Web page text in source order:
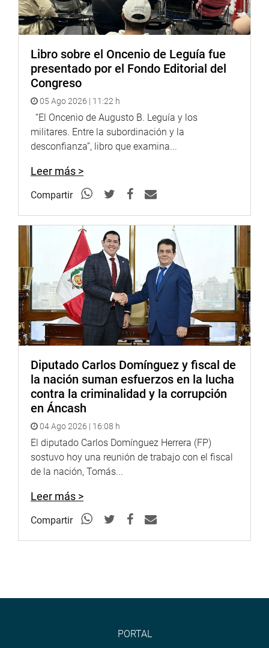
Libro sobre el Oncenio de Leguía fue
presentado por el Fondo Editorial del
Congreso
05 Ago 2026 | 11:22 h
“El Oncenio de Augusto B. Leguía y los
militares. Entre la subordinación y la
desconfianza”, libro que examina...
Leer más >
Compartir
Diputado Carlos Domínguez y fiscal de
la nación suman esfuerzos en la lucha
contra la criminalidad y la corrupción
en Áncash
04 Ago 2026 | 16:08 h
El diputado Carlos Domínguez Herrera (FP)
sostuvo hoy una reunión de trabajo con el fiscal
de la nación, Tomás...
Leer más >
Compartir
PORTAL